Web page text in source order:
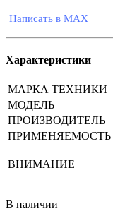
Написать в MAX
Характеристики
МАРКА ТЕХНИКИ
МОДЕЛЬ
ПРОИЗВОДИТЕЛЬ
ПРИМЕНЯЕМОСТЬ
ВНИМАНИЕ
В наличии